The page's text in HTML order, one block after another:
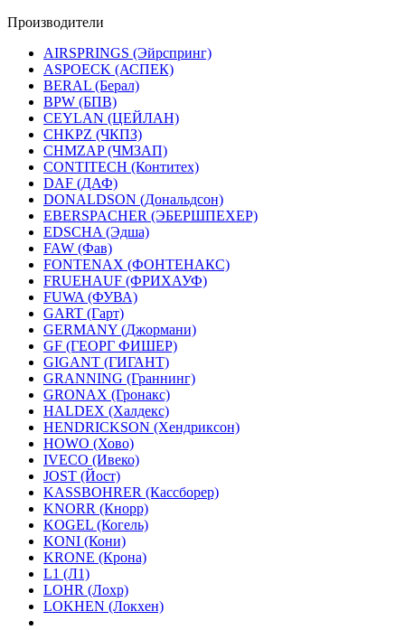
Производители
AIRSPRINGS (Эйрспринг)
ASPOECK (АСПЕК)
BERAL (Берал)
BPW (БПВ)
CEYLAN (ЦЕЙЛАН)
CHKPZ (ЧКПЗ)
CHMZAP (ЧМЗАП)
CONTITECH (Контитех)
DAF (ДАФ)
DONALDSON (Дональдсон)
EBERSPACHER (ЭБЕРШПЕХЕР)
EDSCHA (Эдша)
FAW (Фав)
FONTENAX (ФОНТЕНАКС)
FRUEHAUF (ФРИХАУФ)
FUWA (ФУВА)
GART (Гарт)
GERMANY (Джормани)
GF (ГЕОРГ ФИШЕР)
GIGANT (ГИГАНТ)
GRANNING (Граннинг)
GRONAX (Гронакс)
HALDEX (Халдекс)
HENDRICKSON (Хендриксон)
HOWO (Хово)
IVECO (Ивеко)
JOST (Йост)
KASSBOHRER (Касcборер)
KNORR (Кнорр)
KOGEL (Когель)
KONI (Кони)
KRONE (Крона)
L1 (Л1)
LOHR (Лохр)
LOKHEN (Локхен)